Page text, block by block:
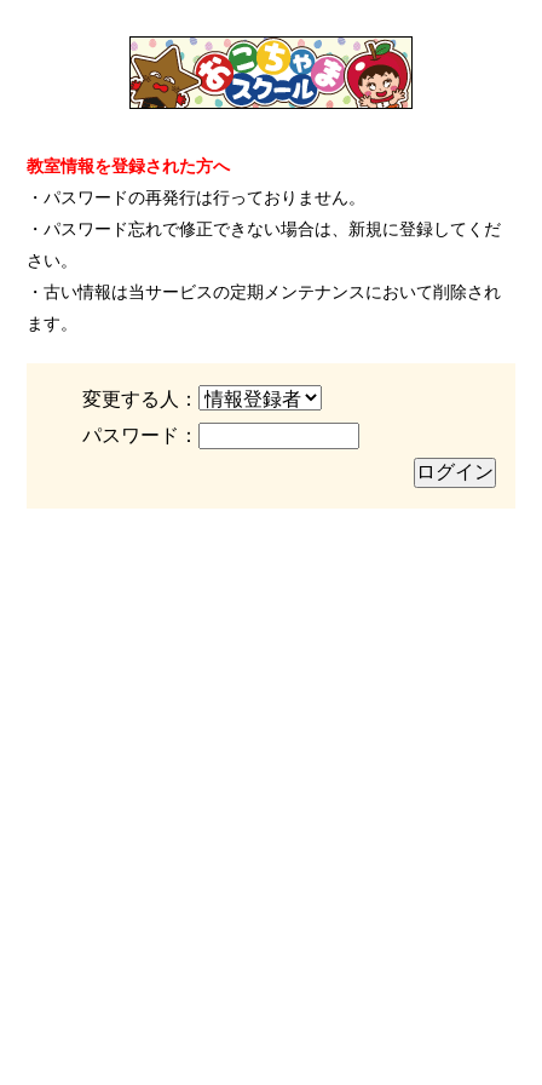
教室情報を登録された方へ
・パスワードの再発行は行っておりません。
・パスワード忘れで修正できない場合は、新規に登録してくだ
さい。
・古い情報は当サービスの定期メンテナンスにおいて削除され
ます。
変更する人：
パスワード：